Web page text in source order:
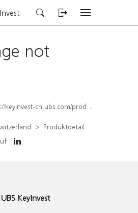
not
ch.ubs.com/produkt/detail/index/isin/CH1584640168
Produktdetail
KeyInvest